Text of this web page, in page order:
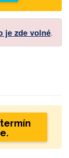
je zde volné.